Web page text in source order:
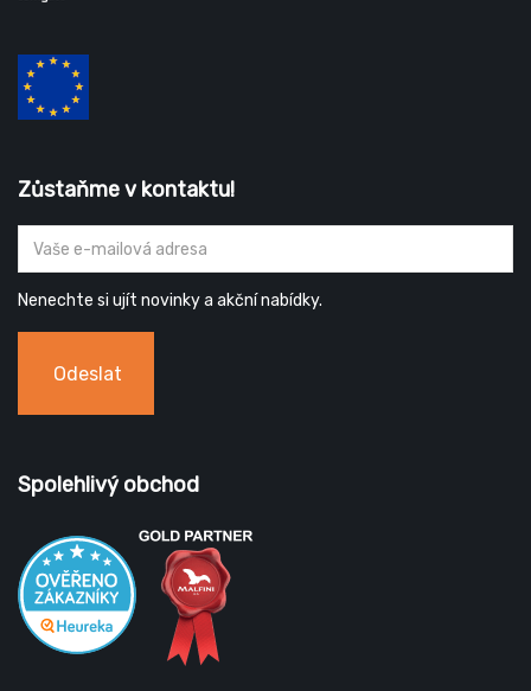
Zůstaňme v kontaktu!
Nenechte si ujít novinky a akční nabídky.
Odeslat
Spolehlivý obchod